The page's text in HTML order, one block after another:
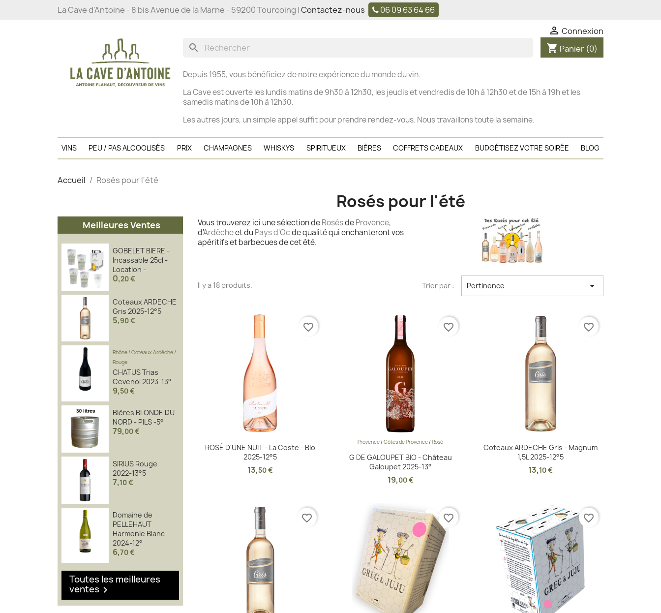
La Cave d'Antoine - 8 bis Avenue de la Marne - 59200 Tourcoing |Contactez-nous 06 09 63 64 66
 Connexion
search shopping_cart Panier (0)
Depuis 1955, vous bénéficiez de notre expérience du monde du vin.
La Cave est ouverte leslundis matins de 9h30 à 12h30, les jeudis et vendredis de 10h à 12h30 et de 15h à 19h et les
samedis matins de 10h à 12h30.
Les autres jours, un simple appel suffit pour prendre rendez-vous. Nous travaillons toute la semaine.
VINS PEU / PAS ALCOOLISÉS PRIX CHAMPAGNES WHISKYS SPIRITUEUX BIÈRES COFFRETS CADEAUX BUDGÉTISEZ VOTRE SOIRÉE BLOG
Accueil Rosés pour l'été
Meilleures Ventes
GOBELET BIERE -
Incassable 25cl -
Location -
0,20 €
Coteaux ARDECHE
Gris 2025-12°5
5,90 €
Rhône/Coteaux Ardèche/
Rouge
CHATUS Trias
Cevenol 2023-13°
9,50 €
Bières BLONDE DU
NORD - PILS -5°
79,00 €
SIRIUS Rouge
2022-13°5
7,10 €
Domaine de
PELLEHAUT
Harmonie Blanc
2024-12°
6,70 €
Toutes les meilleures
ventes 
Rosés pour l'été
Vous trouverez ici une sélection deRosésdeProvence,
d'Ardècheet duPays d'Ocde qualité qui enchanteront vos
apéritifs et barbecues de cet été.
Il y a 18 produits. Trier par : Pertinence 
Aperçu rapide
ROSÉ D'UNE NUIT - La Coste - Bio
2025-12°5
13,50 €
favorite_border
Aperçu rapide
Provence /Côtes de Provence /Rosé
G DE GALOUPET BIO - Château
Galoupet 2025-13°
19,00 €
favorite_border
Aperçu rapide
Coteaux ARDECHE Gris - Magnum
1,5L 2025-12°5
13,10 €
favorite_border
favorite_border favorite_border favorite_border